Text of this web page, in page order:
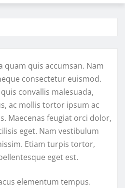
quam quis accumsan. Nam
consectetur euismod.
convallis malesuada,
ac mollis tortor ipsum ac
Maecenas feugiat orci dolor,
eget. Nam vestibulum
Etiam turpis tortor,
eget est.
elementum tempus.